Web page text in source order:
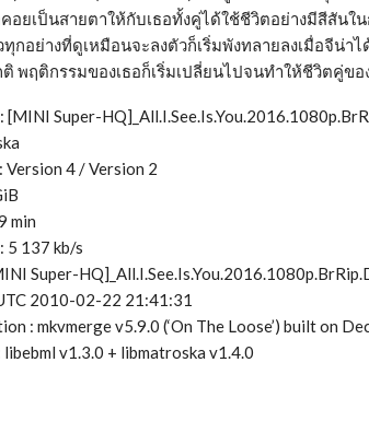
อยเป็นสายตาให้กับเธอทั้งคู่ได้ใช้ชีวิตอย่างมีสีสันใ
กอย่างที่ดูเหมือนจะลงตัวก็เริ่มพังทลายลงเมื่อจีน่า
พฤติกรรมของเธอก็เริ่มเปลี่ยนไปจนทำให้ชีวิตคู่ข
[MINI Super-
Version 4 / Version 2
min
5 137 kb/s
Super-
2010-02-22 21:41:31
: mkvmerge v5.9.0 (‘On The Loose’) built on
v1.3.0 + libmatroska v1.4.0